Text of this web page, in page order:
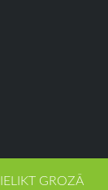
IELIKT GROZĀ